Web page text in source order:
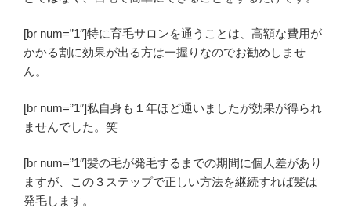
[br num=”1″]特に育毛サロンを通うことは、高額な費用が
かかる割に効果が出る方は一握りなのでお勧めしませ
ん。
[br num=”1″]私自身も１年ほど通いましたが効果が得られ
ませんでした。笑
[br num=”1″]髪の毛が発毛するまでの期間に個人差があり
ますが、この３ステップで正しい方法を継続すれば髪は
発毛します。